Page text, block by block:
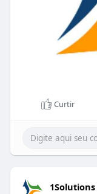
Curtir
1Solutions